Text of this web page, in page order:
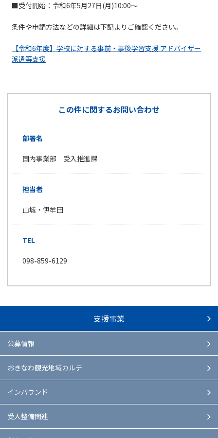
■受付開始：令和6年5月27日(月)10:00～
条件や申請方法などの詳細は下記よりご確認ください。
【令和6年度】学校に対する事前・事後学習支援 アドバイザー
派遣等支援
この件に関するお問い合わせ
部署名
国内事業部 受入推進課
担当者
山城・伊牟田
TEL
098-859-6129
支援事業
公募情報
おきなわ観光地域カルテ
インバウンド
受入整備関連